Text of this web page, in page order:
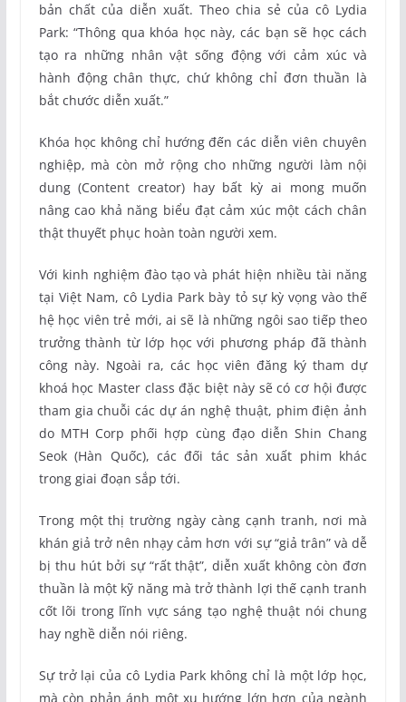
bản chất của diễn xuất. Theo chia sẻ của cô Lydia
Park: “Thông qua khóa học này, các bạn sẽ học cách
tạo ra những nhân vật sống động với cảm xúc và
hành động chân thực, chứ không chỉ đơn thuần là
bắt chước diễn xuất.”
Khóa học không chỉ hướng đến các diễn viên chuyên
nghiệp, mà còn mở rộng cho những người làm nội
dung (Content creator) hay bất kỳ ai mong muốn
nâng cao khả năng biểu đạt cảm xúc một cách chân
thật thuyết phục hoàn toàn người xem.
Với kinh nghiệm đào tạo và phát hiện nhiều tài năng
tại Việt Nam, cô Lydia Park bày tỏ sự kỳ vọng vào thế
hệ học viên trẻ mới, ai sẽ là những ngôi sao tiếp theo
trưởng thành từ lớp học với phương pháp đã thành
công này. Ngoài ra, các học viên đăng ký tham dự
khoá học Master class đặc biệt này sẽ có cơ hội được
tham gia chuỗi các dự án nghệ thuật, phim điện ảnh
do MTH Corp phối hợp cùng đạo diễn Shin Chang
Seok (Hàn Quốc), các đối tác sản xuất phim khác
trong giai đoạn sắp tới.
Trong một thị trường ngày càng cạnh tranh, nơi mà
khán giả trở nên nhạy cảm hơn với sự “giả trân” và dễ
bị thu hút bởi sự “rất thật”, diễn xuất không còn đơn
thuần là một kỹ năng mà trở thành lợi thế cạnh tranh
cốt lõi trong lĩnh vực sáng tạo nghệ thuật nói chung
hay nghề diễn nói riêng.
Sự trở lại của cô Lydia Park không chỉ là một lớp học,
mà còn phản ánh một xu hướng lớn hơn của ngành